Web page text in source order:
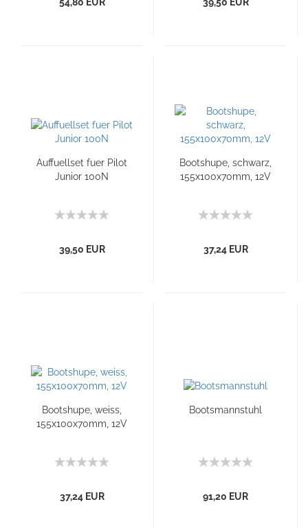
Auffuellset fuer Pilot
Junior 100N
39,50 EUR
Bootshupe, schwarz,
155x100x70mm, 12V
37,24 EUR
Bootshupe, weiss,
155x100x70mm, 12V
37,24 EUR
Bootsmannstuhl
91,20 EUR